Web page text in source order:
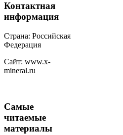
Контактная
информация
Страна: Российская
Федерация
Сайт: www.x-
mineral.ru
Самые
читаемые
материалы